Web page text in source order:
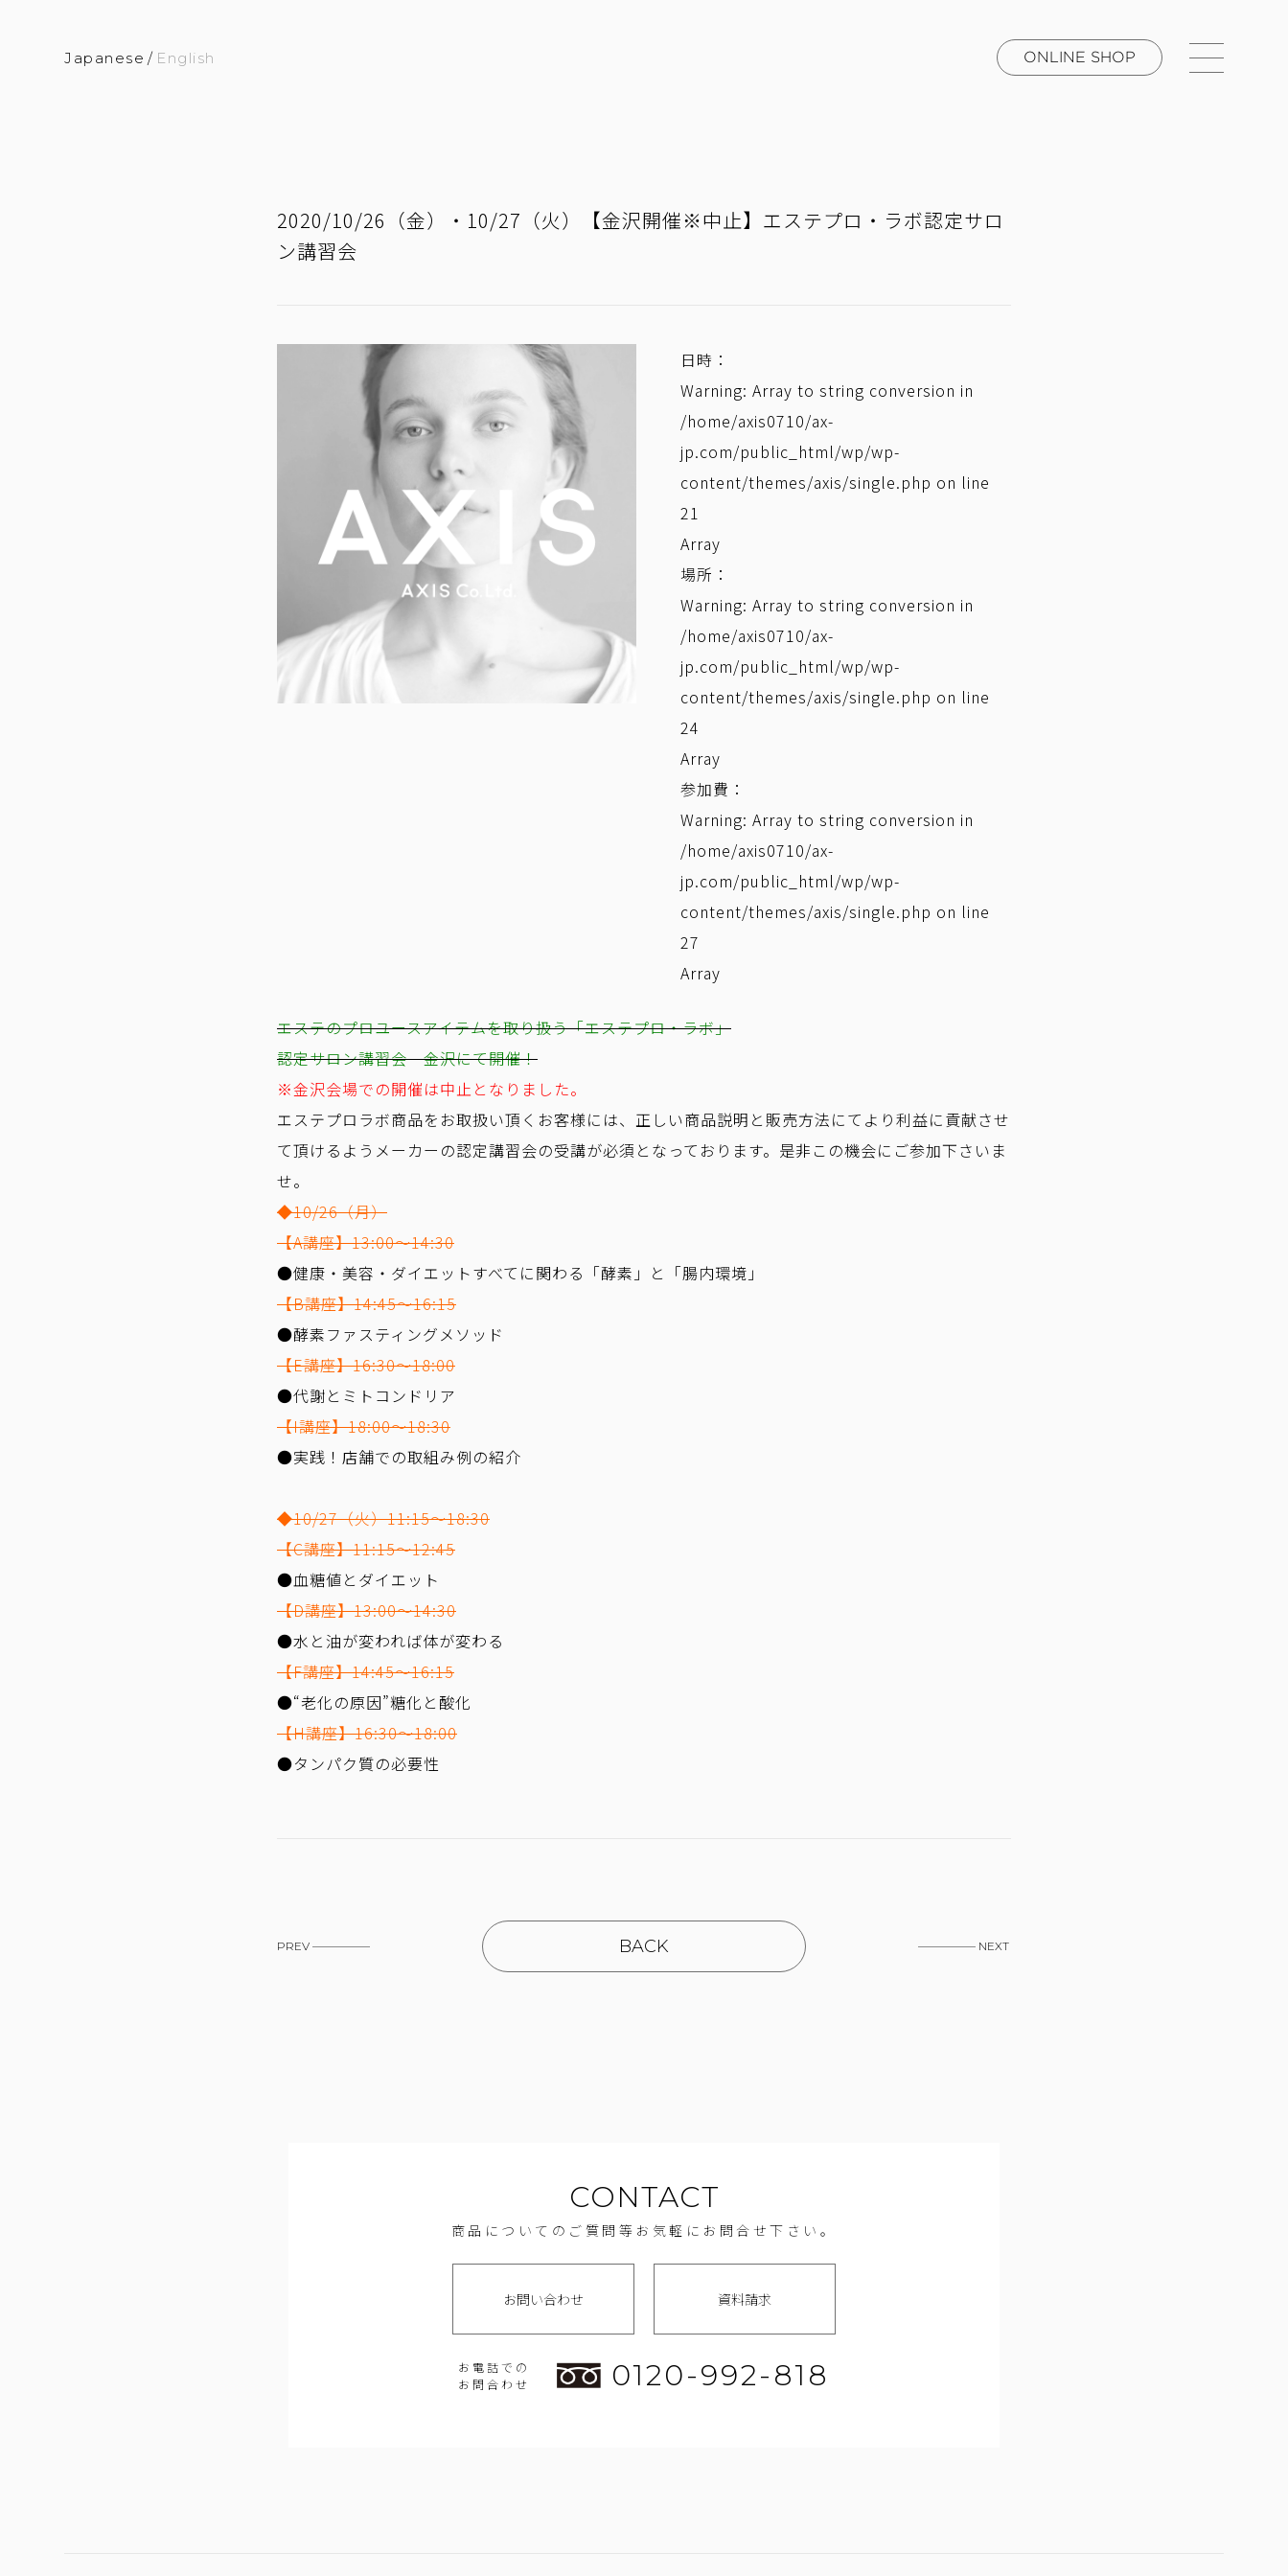
Japanese / English ONLINE SHOP
2020/10/26（金）・10/27（火）【金沢開催※中止】エステプロ・ラボ認定サロ
ン講習会
日時：
Warning: Array to string conversion in
/home/axis0710/ax-
jp.com/public_html/wp/wp-
content/themes/axis/single.php on line
21
Array
場所：
Warning: Array to string conversion in
/home/axis0710/ax-
jp.com/public_html/wp/wp-
content/themes/axis/single.php on line
24
Array
参加費：
Warning: Array to string conversion in
/home/axis0710/ax-
jp.com/public_html/wp/wp-
content/themes/axis/single.php on line
27
Array
エステのプロユースアイテムを取り扱う「エステプロ・ラボ」
認定サロン講習会 金沢にて開催！
※金沢会場での開催は中止となりました。
エステプロラボ商品をお取扱い頂くお客様には、正しい商品説明と販売方法にてより利益に貢献させ
て頂けるようメーカーの認定講習会の受講が必須となっております。是非この機会にご参加下さいま
せ。
◆10/26（月）
【A講座】13:00～14:30
●健康・美容・ダイエットすべてに関わる「酵素」と「腸内環境」
【B講座】14:45～16:15
●酵素ファスティングメソッド
【E講座】16:30～18:00
●代謝とミトコンドリア
【I講座】18:00～18:30
●実践！店舗での取組み例の紹介
◆10/27（火）11:15～18:30
【C講座】11:15～12:45
●血糖値とダイエット
【D講座】13:00～14:30
●水と油が変われば体が変わる
【F講座】14:45～16:15
●“老化の原因”糖化と酸化
【H講座】16:30～18:00
●タンパク質の必要性
PREV ————— BACK ————— NEXT
CONTACT
商品についてのご質問等お気軽にお問合せ下さい。
お問い合わせ 資料請求
お電話での
お問合わせ
0120-992-818